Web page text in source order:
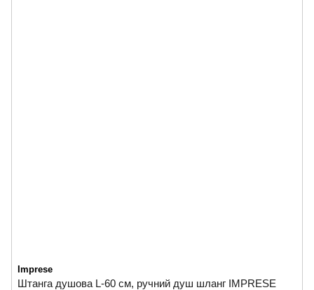
Imprese
Штанга душова L-60 см, ручний душ шланг IMPRESE